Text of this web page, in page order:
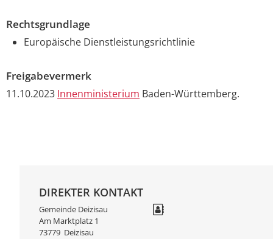
Rechtsgrundlage
Europäische Dienstleistungsrichtlinie
Freigabevermerk
11.10.2023 Innenministerium Baden-Württemberg.
DIREKTER KONTAKT
Gemeinde Deizisau
Am Marktplatz 1
73779 Deizisau